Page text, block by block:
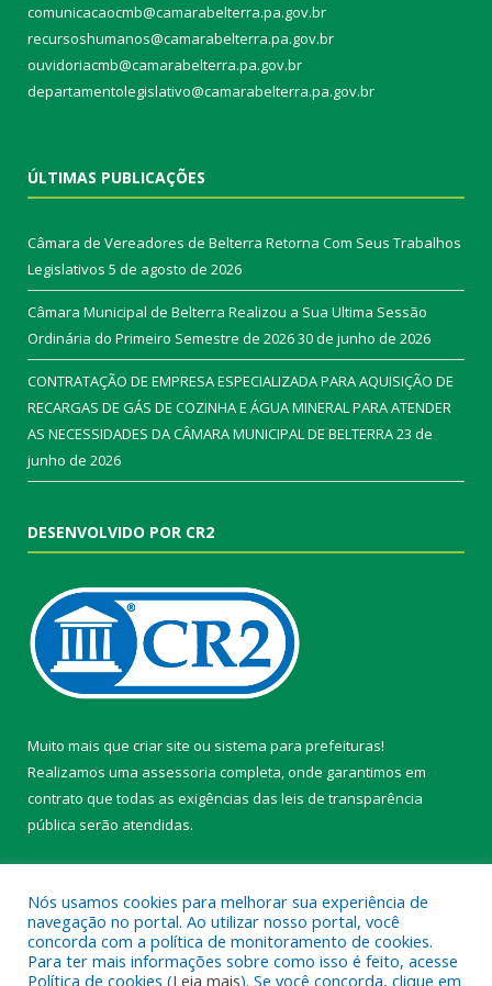
comunicacaocmb@camarabelterra.pa.gov.br
recursoshumanos@camarabelterra.pa.gov.br
ouvidoriacmb@camarabelterra.pa.gov.br
departamentolegislativo@camarabelterra.pa.gov.br
ÚLTIMAS PUBLICAÇÕES
Câmara de Vereadores de Belterra Retorna Com Seus Trabalhos
Legislativos 5 de agosto de 2026
Câmara Municipal de Belterra Realizou a Sua Ultima Sessão
Ordinária do Primeiro Semestre de 202630 de junho de 2026
CONTRATAÇÃO DE EMPRESA ESPECIALIZADA PARA AQUISIÇÃO DE
RECARGAS DE GÁS DE COZINHA E ÁGUA MINERAL PARA ATENDER
AS NECESSIDADES DA CÂMARA MUNICIPAL DE BELTERRA23 de
junho de 2026
DESENVOLVIDO POR CR2
Muito mais que criar site ou sistema para prefeituras!
Realizamos uma assessoria completa, onde garantimos em
contrato que todas as exigências das leis de transparência
pública serão atendidas.
Nós usamos cookies para melhorar sua experiência de
navegação no portal. Ao utilizar nosso portal, você
concorda com a política de monitoramento de cookies.
Para ter mais informações sobre como isso é feito, acesse
Política de cookies (Leia mais). Se você concorda, clique em